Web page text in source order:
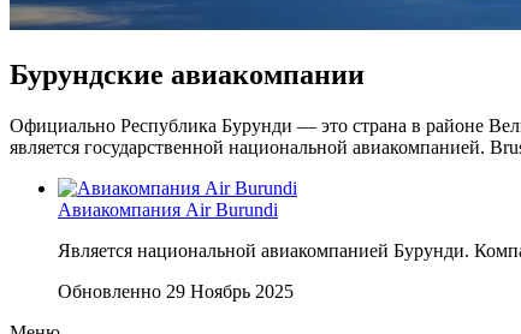
Бурундские авиакомпании
Официально Республика Бурунди — это страна в районе
является государственной национальной авиакомпанией.
Авиакомпания Air Burundi
Является национальной авиакомпанией Бурунди.
Обновленно 29 Ноябрь 2025